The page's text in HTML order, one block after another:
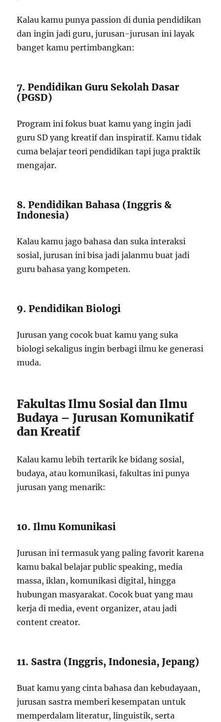
Kalau kamu punya passion di dunia pendidikan
dan ingin jadi guru, jurusan-jurusan ini layak
banget kamu pertimbangkan:
7. Pendidikan Guru Sekolah Dasar
(PGSD)
Program ini fokus buat kamu yang ingin jadi
guru SD yang kreatif dan inspiratif. Kamu tidak
cuma belajar teori pendidikan tapi juga praktik
mengajar.
8. Pendidikan Bahasa (Inggris &
Indonesia)
Kalau kamu jago bahasa dan suka interaksi
sosial, jurusan ini bisa jadi jalanmu buat jadi
guru bahasa yang kompeten.
9. Pendidikan Biologi
Jurusan yang cocok buat kamu yang suka
biologi sekaligus ingin berbagi ilmu ke generasi
muda.
Fakultas Ilmu Sosial dan Ilmu
Budaya – Jurusan Komunikatif
dan Kreatif
Kalau kamu lebih tertarik ke bidang sosial,
budaya, atau komunikasi, fakultas ini punya
jurusan yang menarik:
10. Ilmu Komunikasi
Jurusan ini termasuk yang paling favorit karena
kamu bakal belajar public speaking, media
massa, iklan, komunikasi digital, hingga
hubungan masyarakat. Cocok buat yang mau
kerja di media, event organizer, atau jadi
content creator.
11. Sastra (Inggris, Indonesia, Jepang)
Buat kamu yang cinta bahasa dan kebudayaan,
jurusan sastra memberi kesempatan untuk
memperdalam literatur, linguistik, serta